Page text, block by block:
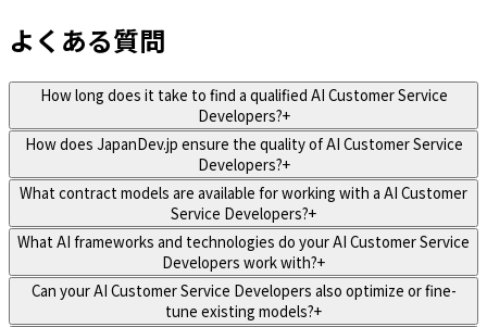
よくある質問
How long does it take to find a qualified AI Customer Service
Developers?+
How does JapanDev.jp ensure the quality of AI Customer Service
Developers?+
What contract models are available for working with a AI Customer
Service Developers?+
What AI frameworks and technologies do your AI Customer Service
Developers work with?+
Can your AI Customer Service Developers also optimize or fine-
tune existing models?+